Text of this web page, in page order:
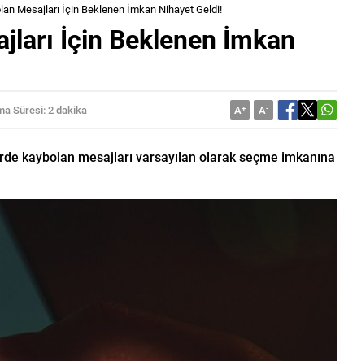
Mesajları İçin Beklenen İmkan Nihayet Geldi!
İçin Beklenen İmkan
Süresi: 2 dakika A+ A-
kaybolan mesajları varsayılan olarak seçme imkanına